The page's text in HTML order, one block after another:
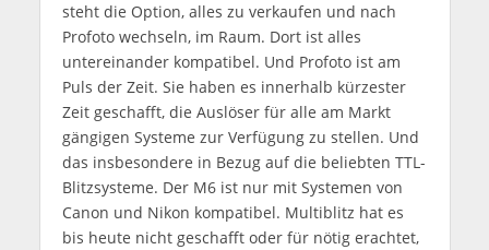
steht die Option, alles zu verkaufen und nach
Profoto wechseln, im Raum. Dort ist alles
untereinander kompatibel. Und Profoto ist am
Puls der Zeit. Sie haben es innerhalb kürzester
Zeit geschafft, die Auslöser für alle am Markt
gängigen Systeme zur Verfügung zu stellen. Und
das insbesondere in Bezug auf die beliebten TTL-
Blitzsysteme. Der M6 ist nur mit Systemen von
Canon und Nikon kompatibel. Multiblitz hat es
bis heute nicht geschafft oder für nötig erachtet,